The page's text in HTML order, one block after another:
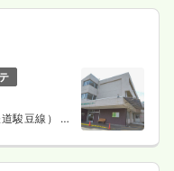
駿豆線） 徒